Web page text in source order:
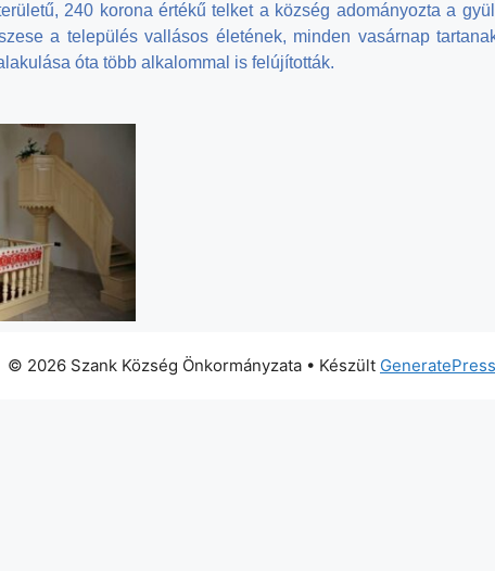
240 korona értékű telket a község adományozta a
a település vallásos életének, minden vasárnap
óta több alkalommal is felújították.
© 2026 Szank Község Önkormányzata • Készült GeneratePress